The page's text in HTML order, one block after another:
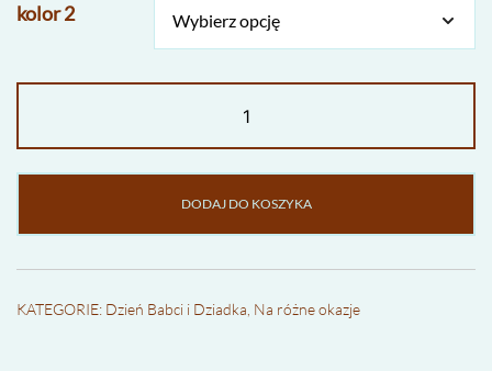
kolor 2
Zestaw
2
podkładek
kubki
na
Dzień
DODAJ DO KOSZYKA
KATEGORIE: Dzień Babci i Dziadka Na różne okazje